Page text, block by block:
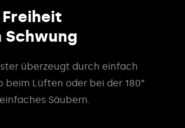
Schwung
überzeugt durch einfach
beim Lüften oder bei der 180°
Säubern.